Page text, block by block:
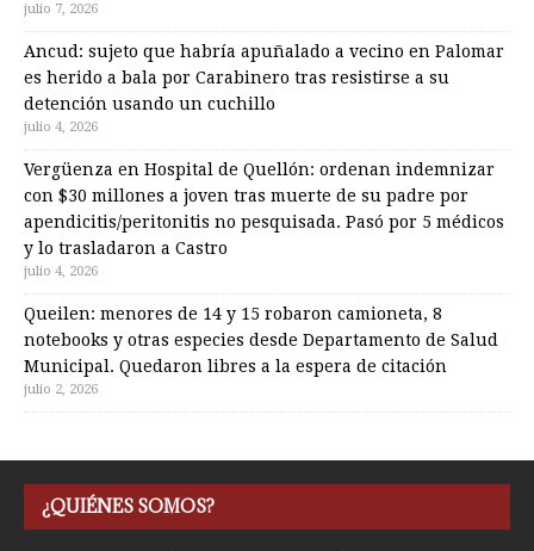
julio 7, 2026
Ancud: sujeto que habría apuñalado a vecino en Palomar
es herido a bala por Carabinero tras resistirse a su
detención usando un cuchillo
julio 4, 2026
Vergüenza en Hospital de Quellón: ordenan indemnizar
con $30 millones a joven tras muerte de su padre por
apendicitis/peritonitis no pesquisada. Pasó por 5 médicos
y lo trasladaron a Castro
julio 4, 2026
Queilen: menores de 14 y 15 robaron camioneta, 8
notebooks y otras especies desde Departamento de Salud
Municipal. Quedaron libres a la espera de citación
julio 2, 2026
¿QUIÉNES SOMOS?